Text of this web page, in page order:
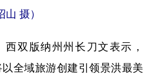
山 摄）
双版纳州州长刀文表示，
全域旅游创建引领景洪最美